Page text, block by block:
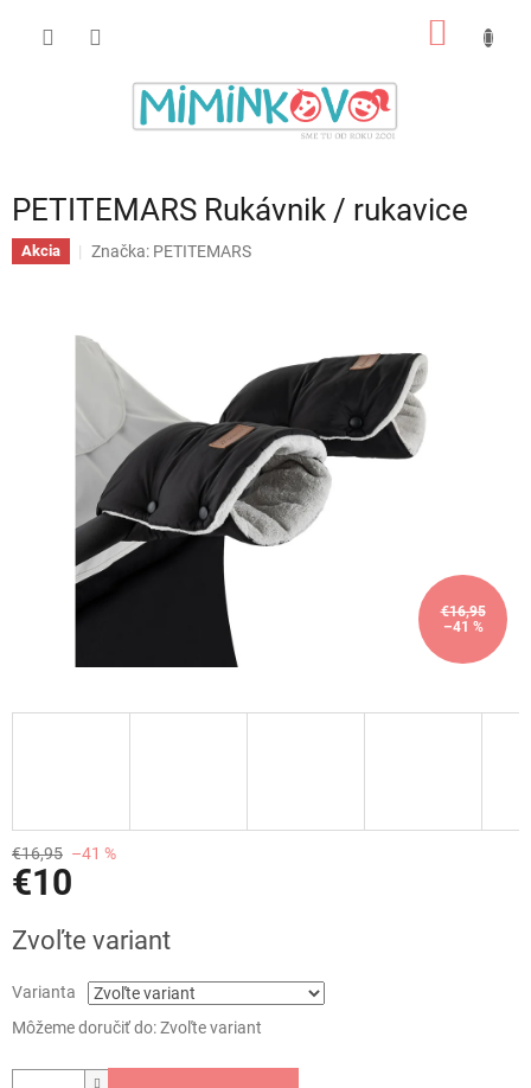
PETITEMARS Rukávnik / rukavice
Akcia Značka: PETITEMARS
€16,95
–41 %
€16,95 –41 %
€10
cena:
Zvoľte variant
Varianta
Môžeme doručiť do:Zvoľte variant